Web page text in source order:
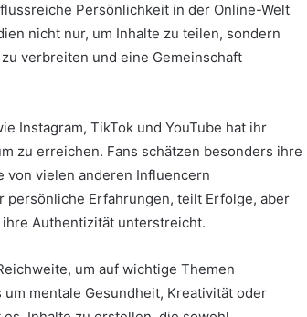
Persönlichkeit in der Online-Welt
nicht nur, um Inhalte zu teilen, sondern
verbreiten und eine Gemeinschaft
Instagram, TikTok und YouTube hat ihr
zu erreichen. Fans schätzen besonders ihre
vielen anderen Influencern
persönliche Erfahrungen, teilt Erfolge, aber
Authentizität unterstreicht.
um auf wichtige Themen
um mentale Gesundheit, Kreativität oder